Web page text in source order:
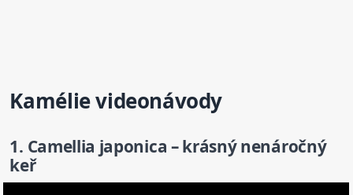
Kamélievideonávody
1. Camellia japonica – krásný nenáročný
keř